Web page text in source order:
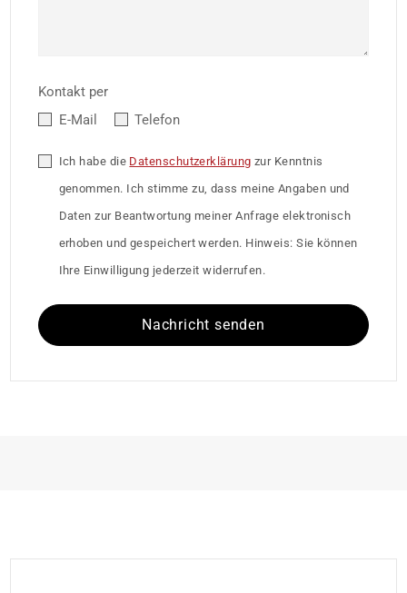
Kontakt per
E-Mail
Telefon
Ich habe die Datenschutzerklärung zur Kenntnis
genommen. Ich stimme zu, dass meine Angaben und
Daten zur Beantwortung meiner Anfrage elektronisch
erhoben und gespeichert werden. Hinweis: Sie können
Ihre Einwilligung jederzeit widerrufen.
Nachricht senden